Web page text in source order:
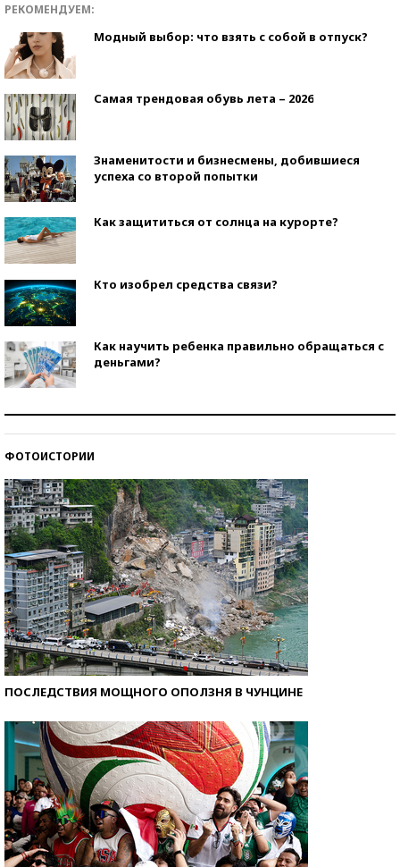
РЕКОМЕНДУЕМ:
Модный выбор: что взять с собой в отпуск?
Самая трендовая обувь лета – 2026
Знаменитости и бизнесмены, добившиеся
успеха со второй попытки
Как защититься от солнца на курорте?
Кто изобрел средства связи?
Как научить ребенка правильно обращаться с
деньгами?
ФОТОИСТОРИИ
ПОСЛЕДСТВИЯ МОЩНОГО ОПОЛЗНЯ В ЧУНЦИНЕ